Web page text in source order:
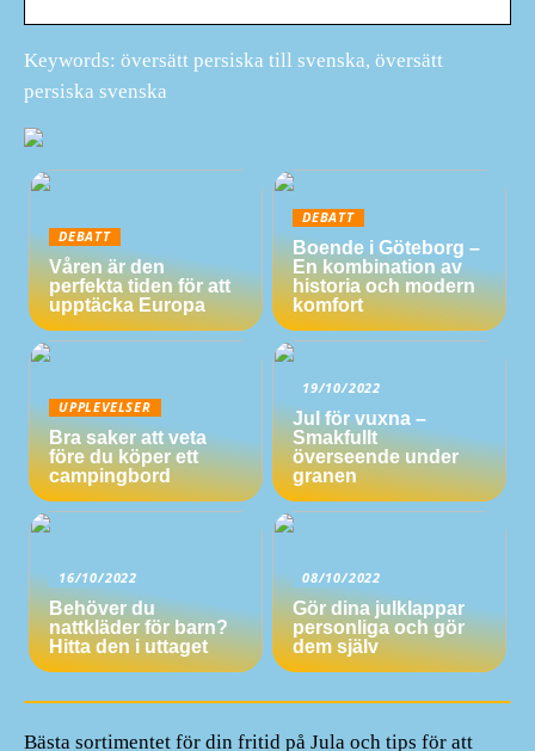
Keywords: översätt persiska till svenska, översätt
persiska svenska
DEBATT
Våren är den
perfekta tiden för att
upptäcka Europa
DEBATT
Boende i Göteborg –
En kombination av
historia och modern
komfort
UPPLEVELSER
Bra saker att veta
före du köper ett
campingbord
19/10/2022
Jul för vuxna –
Smakfullt
överseende under
granen
16/10/2022
Behöver du
nattkläder för barn?
Hitta den i uttaget
08/10/2022
Gör dina julklappar
personliga och gör
dem själv
Bästa sortimentet för din fritid på Jula och tips för att